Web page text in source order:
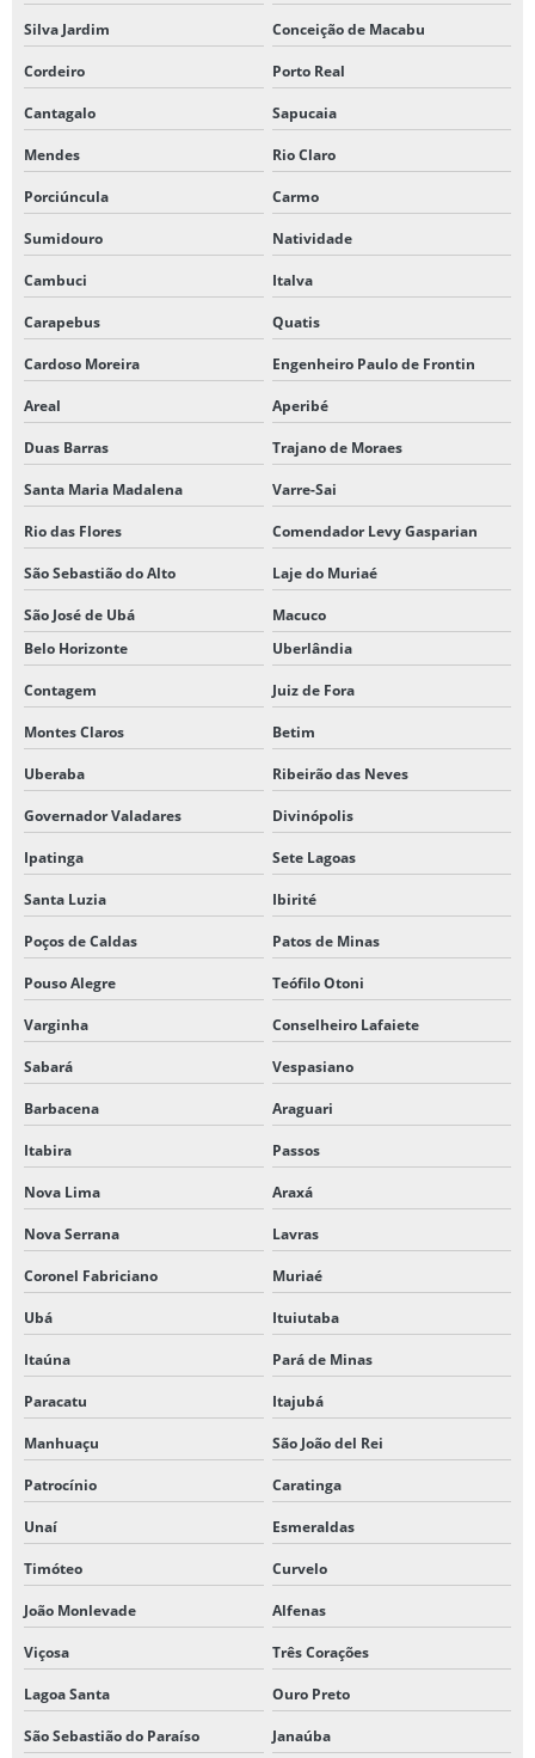
Silva Jardim Conceição de Macabu
Cordeiro Porto Real
Cantagalo Sapucaia
Mendes Rio Claro
Porciúncula Carmo
Sumidouro Natividade
Cambuci Italva
Carapebus Quatis
Cardoso Moreira Engenheiro Paulo de Frontin
Areal Aperibé
Duas Barras Trajano de Moraes
Santa Maria Madalena Varre-Sai
Rio das Flores Comendador Levy Gasparian
São Sebastião do Alto Laje do Muriaé
São José de Ubá
Macuco
Belo Horizonte
Uberlândia
Contagem Juiz de Fora
Montes Claros Betim
Uberaba Ribeirão das Neves
Governador Valadares Divinópolis
Ipatinga Sete Lagoas
Santa Luzia Ibirité
Poços de Caldas Patos de Minas
Pouso Alegre Teófilo Otoni
Varginha Conselheiro Lafaiete
Sabará Vespasiano
Barbacena Araguari
Itabira Passos
Nova Lima Araxá
Nova Serrana Lavras
Coronel Fabriciano Muriaé
Ubá Ituiutaba
Itaúna Pará de Minas
Paracatu Itajubá
Manhuaçu São João del Rei
Patrocínio Caratinga
Unaí Esmeraldas
Timóteo Curvelo
João Monlevade Alfenas
Viçosa Três Corações
Lagoa Santa Ouro Preto
São Sebastião do Paraíso Janaúba